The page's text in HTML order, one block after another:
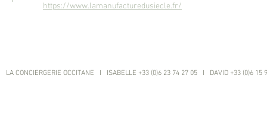
https://www.lamanufacturedusiecle.fr/
LA CONCIERGERIE OCCITANE I ISABELLE +33 (0)6 23 74 27 05 I DAVID +33 (0)6